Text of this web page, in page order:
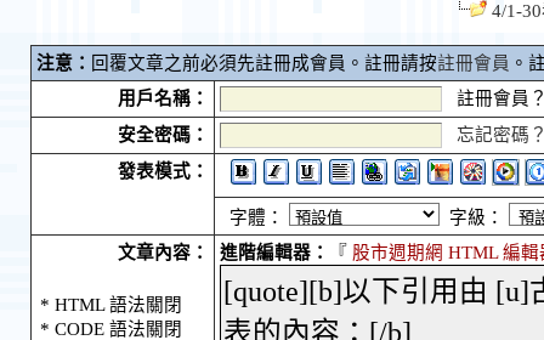
4/1-
注意： 回覆文章之前必須先註冊成會員。註冊請按註冊會員 。
用戶名稱：
註冊會員
安全密碼：
忘記密碼
發表模式：
字體：
字級：
文章內容：
* HTML 語法關閉
* CODE 語法關閉
進階編輯器： 『 股市週期網 HTML 編輯